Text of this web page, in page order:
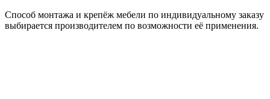
Способ монтажа и крепёж мебели по индивидуальному заказу
выбирается производителем по возможности её применения.